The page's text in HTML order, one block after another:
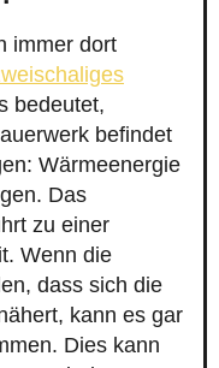
immer dort
bedeutet,
befindet
Wärmeenergie
Das
zu einer
Wenn die
dass sich die
kann es gar
Dies kann